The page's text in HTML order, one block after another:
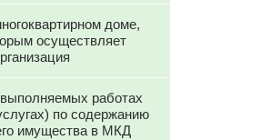
доме,
осуществляет
работах
по содержанию
имущества в МКД